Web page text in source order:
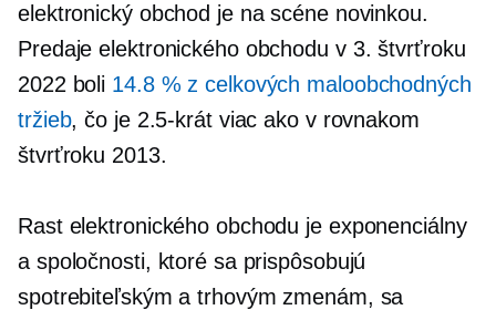
elektronický obchod je na scéne novinkou.
Predaje elektronického obchodu v 3. štvrťroku
2022 boli 14.8 % z celkových maloobchodných
tržieb, čo je 2.5-krát viac ako v rovnakom
štvrťroku 2013.
Rast elektronického obchodu je exponenciálny
a spoločnosti, ktoré sa prispôsobujú
spotrebiteľským a trhovým zmenám, sa